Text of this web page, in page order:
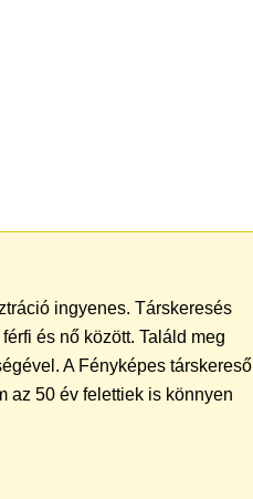
ingyenes. Társkeresés
és nő között. Találd meg
A Fényképes társkereső
az 50 év felettiek is könnyen